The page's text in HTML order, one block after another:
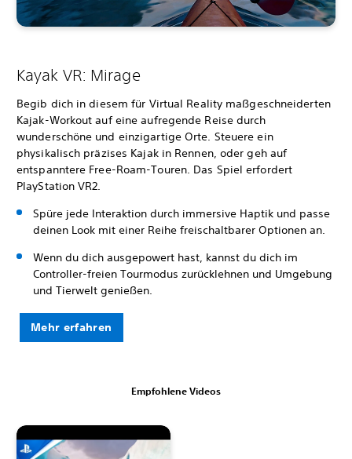
Kayak VR: Mirage
Begib dich in diesem für Virtual Reality maßgeschneiderten
Kajak-Workout auf eine aufregende Reise durch
wunderschöne und einzigartige Orte. Steuere ein
physikalisch präzises Kajak in Rennen, oder geh auf
entspanntere Free-Roam-Touren. Das Spiel erfordert
PlayStation VR2.
Spüre jede Interaktion durch immersive Haptik und passe
deinen Look mit einer Reihe freischaltbarer Optionen an.
Wenn du dich ausgepowert hast, kannst du dich im
Controller-freien Tourmodus zurücklehnen und Umgebung
und Tierwelt genießen.
Mehr erfahren
Empfohlene Videos